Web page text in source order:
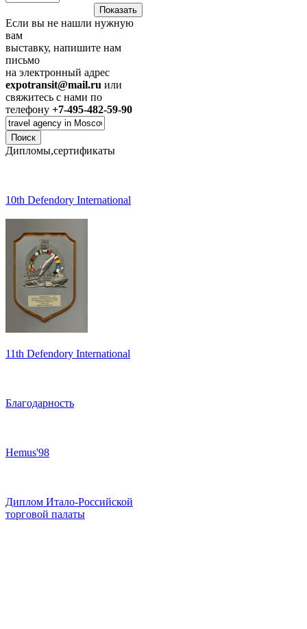
Если вы не нашли нужную
вам
выставку, напишите нам
письмо
на электронный адрес
expotransit@mail.ru или
свяжитесь с нами по
телефону +7-495-482-59-90
Дипломы,сертификаты
10th Defendory International
11th Defendory International
Благодарность
Hemus'98
Диплом Итало-Российской
торговой палаты